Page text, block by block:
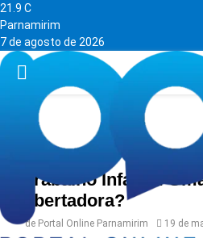
21.9 C
Parnamirim
7 de agosto de 2026
PRIMARY
MENU
Home
Trabalho Infantil:
libertadora?
de Portal Online Parnamirim 19 de